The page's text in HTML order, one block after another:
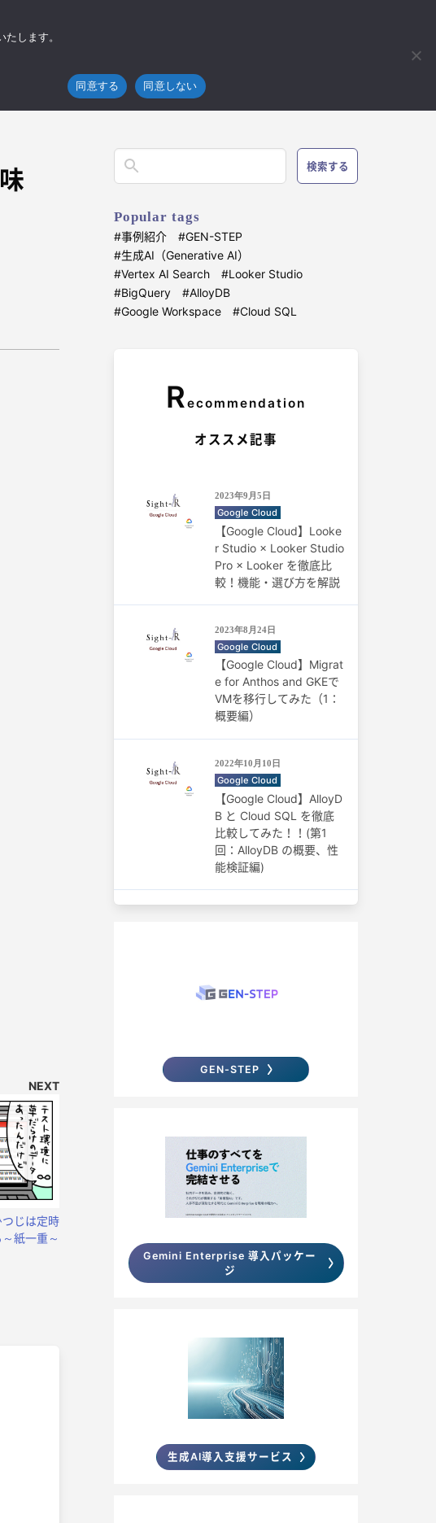
ル インフラ
検索する
Popular tags
事例紹介
GEN-STEP
生成AI（Generative AI）
Vertex AI Search
Looker Studio
BigQuery
AlloyDB
Google Workspace
Cloud SQL
NEXT
つじは定時
紙一重～
R ecommendation
オススメ記事
2023年9月5日
Google Cloud
【Google Cloud】Looke
r Studio × Looker Studio
Pro × Looker を徹底比
較！機能・選び方を解説
2023年8月24日
Google Cloud
【Google Cloud】Migrat
e for Anthos and GKEで
VMを移行してみた（1：
概要編）
2022年10月10日
Google Cloud
【Google Cloud】AlloyD
B と Cloud SQL を徹底
比較してみた！！(第1
回：AlloyDB の概要、性
能検証編)
GEN-STEP
Gemini Enterprise 導入パッケー
ジ
生成AI導入支援サービス
【4コマ漫画】SEひつじは定時退社の夢を見る～正味な話～
します。
同意する 同意しない